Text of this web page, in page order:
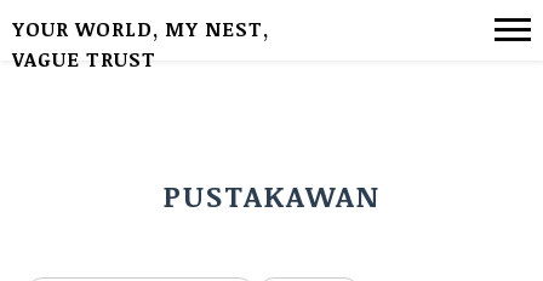
YOUR WORLD, MY NEST,
VAGUE TRUST
PUSTAKAWAN